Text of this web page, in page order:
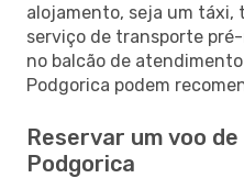
alojamento, seja um táxi,
serviço de transporte
no balcão de
Podgorica podem
Reservar um voo
Podgorica